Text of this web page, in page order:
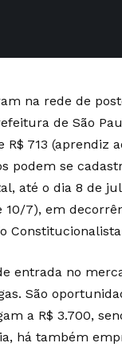
na rede de
de São
713 (aprendiz
podem se
até o dia 8 de
10/7), em
Constitucionalista
entrada no
São
a R$ 3.700,
há também